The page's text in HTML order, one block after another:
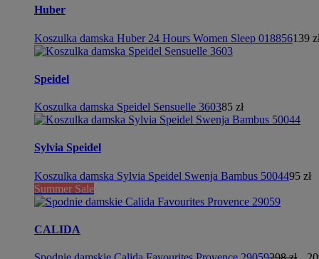
Huber
Koszulka damska Huber 24 Hours Women Sleep 018856139
Speidel
Koszulka damska Speidel Sensuelle 360385 zł
Sylvia Speidel
Koszulka damska Sylvia Speidel Swenja Bambus 5004495 zł
Summer Sale
CALIDA